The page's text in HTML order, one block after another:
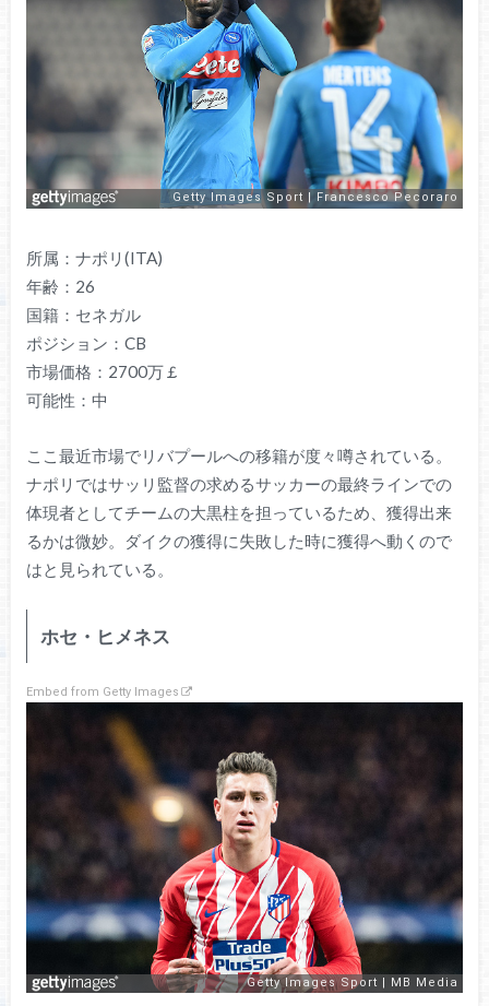
所属：ナポリ(ITA)
年齢：26
国籍：セネガル
ポジション：CB
市場価格：2700万￡
可能性：中
ここ最近市場でリバプールへの移籍が度々噂されている。
ナポリではサッリ監督の求めるサッカーの最終ラインでの
体現者としてチームの大黒柱を担っているため、獲得出来
るかは微妙。ダイクの獲得に失敗した時に獲得へ動くので
はと見られている。
ホセ・ヒメネス
Embed from Getty Images